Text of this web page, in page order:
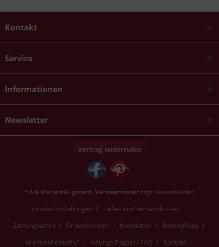
Kontakt
Service
Informationen
Newsletter
Vertrag widerrufen
* Alle Preise inkl. gesetzl. Mehrwertsteuer zzgl. Versandkosten
Cookie Einstellungen
Liefer- und Versandkosten
Zahlungsarten
Firmenkunden Newsletter
Ballonpflege
Wie funktioniert's?
Häufige Fragen / FAQ Kontakt